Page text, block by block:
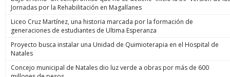
Jornadas por la Rehabilitación en Magallanes
Liceo Cruz Martínez, una historia marcada por la formación de
generaciones de estudiantes de Ultima Esperanza
Proyecto busca instalar una Unidad de Quimioterapia en el Hospital de
Natales
Concejo municipal de Natales dio luz verde a obras por más de 600